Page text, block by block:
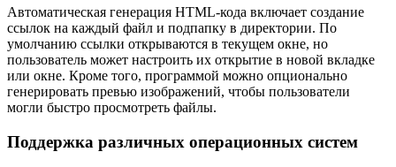
Автоматическая генерация HTML-кода включает создание
ссылок на каждый файл и подпапку в директории. По
умолчанию ссылки открываются в текущем окне, но
пользователь может настроить их открытие в новой вкладке
или окне. Кроме того, программой можно опционально
генерировать превью изображений, чтобы пользователи
могли быстро просмотреть файлы.
Поддержка различных операционных систем